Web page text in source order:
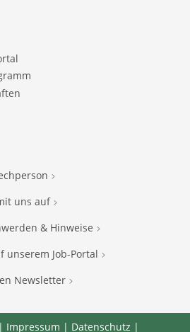
uns auf
& Hinweise
unserem Job-Portal
Newsletter
Impressum | Datenschutz |